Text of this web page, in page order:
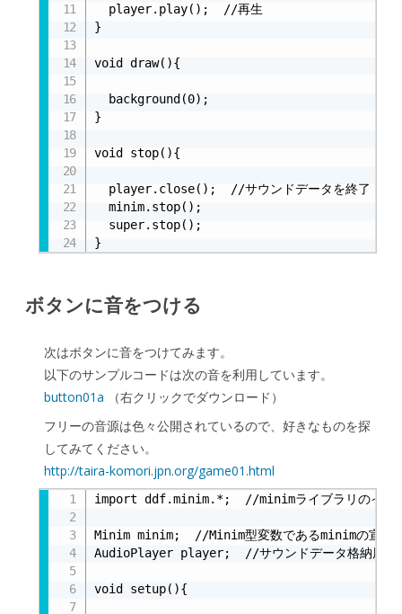
  player.play();  //再生
}
void draw(){
  background(0);
}
void stop(){
  player.close();  //サウンドデータを終了
  minim.stop();
  super.stop();
}
ボタンに音をつける
次はボタンに音をつけてみます。
以下のサンプルコードは次の音を利用しています。
button01a （右クリックでダウンロード）
フリーの音源は色々公開されているので、好きなものを探
してみてください。
http://taira-komori.jpn.org/game01.html
import ddf.minim.*;  //minimライブラリのイン
Minim minim;  //Minim型変数であるminimの宣言
AudioPlayer player;  //サウンドデータ格納用の
void setup(){